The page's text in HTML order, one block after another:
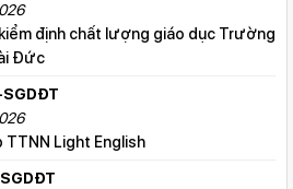
định chất lượng giáo dục Trường
Đức
Light English